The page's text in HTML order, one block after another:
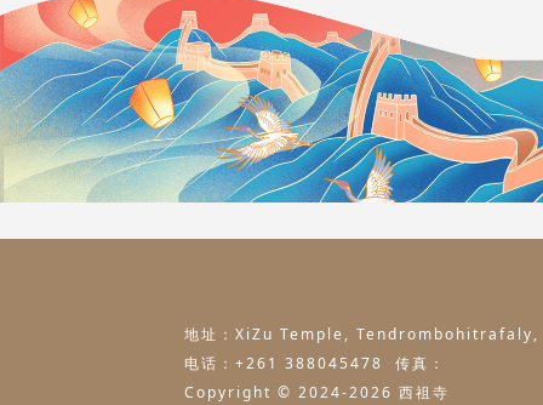
地址：XiZu Temple,
电话：+261 388045478 传真：
Copyright © 2024-2026 西祖寺